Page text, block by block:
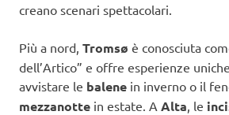
creano scenari spettacolari.
Più a nord, Tromsø è conosciuta
dell’Artico” e offre esperienze
avvistare le balene in inverno o il
mezzanotte in estate. A Alta , le